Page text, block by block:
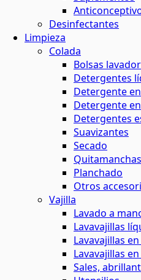
Desinfectantes
Limpieza
Colada
Bolsas
Detergentes
Detergente
Detergente
Detergentes
Suavizantes
Secado
Quitamanchas
Planchado
Otros
Vajilla
Lavado a
Lavavajillas
Lavavajillas
Lavavajillas
Sales,